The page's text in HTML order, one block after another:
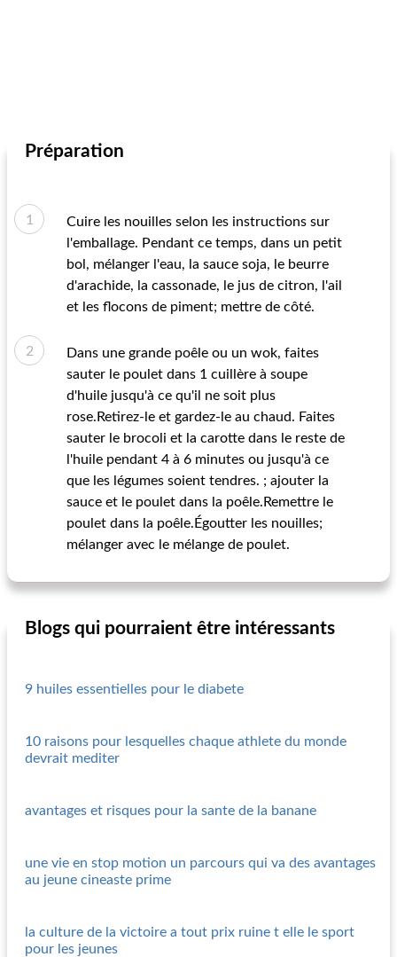
Préparation
Cuire les nouilles selon les instructions sur
l'emballage. Pendant ce temps, dans un petit
bol, mélanger l'eau, la sauce soja, le beurre
d'arachide, la cassonade, le jus de citron, l'ail
et les flocons de piment; mettre de côté.
Dans une grande poêle ou un wok, faites
sauter le poulet dans 1 cuillère à soupe
d'huile jusqu'à ce qu'il ne soit plus
rose.Retirez-le et gardez-le au chaud. Faites
sauter le brocoli et la carotte dans le reste de
l'huile pendant 4 à 6 minutes ou jusqu'à ce
que les légumes soient tendres. ; ajouter la
sauce et le poulet dans la poêle.Remettre le
poulet dans la poêle.Égoutter les nouilles;
mélanger avec le mélange de poulet.
Blogs qui pourraient être intéressants
9 huiles essentielles pour le diabete
10 raisons pour lesquelles chaque athlete du monde
devrait mediter
avantages et risques pour la sante de la banane
une vie en stop motion un parcours qui va des avantages
au jeune cineaste prime
la culture de la victoire a tout prix ruine t elle le sport
pour les jeunes